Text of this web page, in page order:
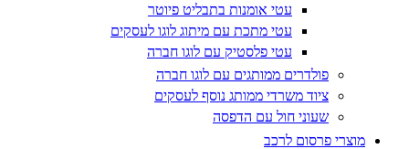
עטי אומנות בתבליט פיוטר
עטי מתכת עם מיתוג לוגו לעסקים
עטי פלסטיק עם לוגו חברה
פולדרים ממותגים עם לוגו חברה
ציוד משרדי ממותג נוסף לעסקים
שעוני חול עם הדפסה
מוצרי פרסום לרכב